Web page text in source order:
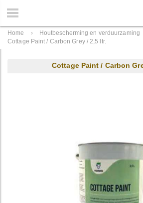
Home › Houtbescherming en verduurzaming
Cottage Paint / Carbon Grey / 2,5 ltr.
Cottage Paint / Carbon